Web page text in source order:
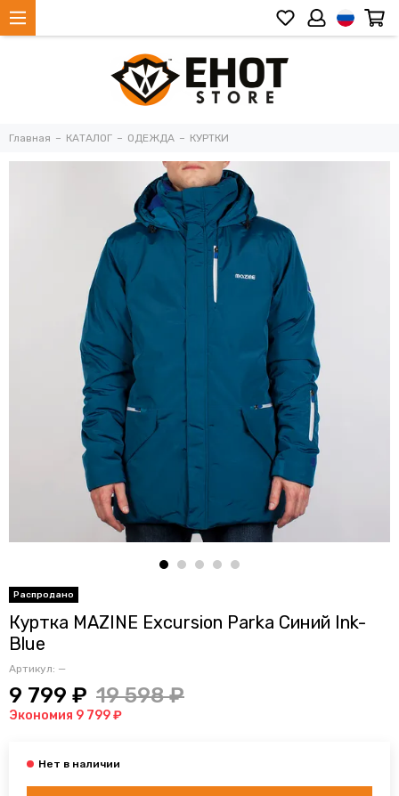
Главная КАТАЛОГ ОДЕЖДА КУРТКИ
Куртка MAZINE Excursion Parka Синий Ink-
Blue
Артикул: —
9 799 ₽ 19 598 ₽
Экономия 9 799 ₽